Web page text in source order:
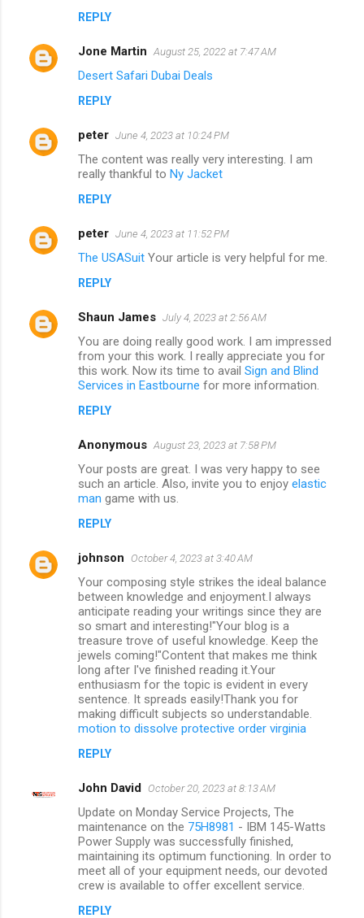
REPLY
Jone Martin August 25, 2022 at 7:47 AM
Desert Safari Dubai Deals
REPLY
peter June 4, 2023 at 10:24 PM
The content was really very interesting. I am
really thankful to Ny Jacket
REPLY
peter June 4, 2023 at 11:52 PM
The USASuit Your article is very helpful for me.
REPLY
Shaun James July 4, 2023 at 2:56 AM
You are doing really good work. I am impressed
from your this work. I really appreciate you for
this work. Now its time to avail Sign and Blind
Services in Eastbourne for more information.
REPLY
Anonymous August 23, 2023 at 7:58 PM
Your posts are great. I was very happy to see
such an article. Also, invite you to enjoy elastic
man game with us.
REPLY
johnson October 4, 2023 at 3:40 AM
Your composing style strikes the ideal balance
between knowledge and enjoyment.I always
anticipate reading your writings since they are
so smart and interesting!"Your blog is a
treasure trove of useful knowledge. Keep the
jewels coming!"Content that makes me think
long after I've finished reading it.Your
enthusiasm for the topic is evident in every
sentence. It spreads easily!Thank you for
making difficult subjects so understandable.
motion to dissolve protective order virginia
REPLY
John David October 20, 2023 at 8:13 AM
Update on Monday Service Projects, The
maintenance on the 75H8981 - IBM 145-Watts
Power Supply was successfully finished,
maintaining its optimum functioning. In order to
meet all of your equipment needs, our devoted
crew is available to offer excellent service.
REPLY